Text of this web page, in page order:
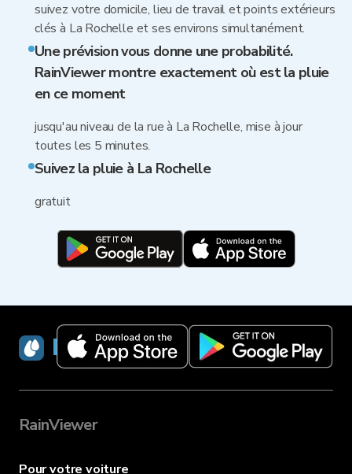
suivez votre domicile, lieu de travail et points extérieurs
clés à La Rochelle et ses environs simultanément.
Une prévision vous donne une probabilité.
RainViewer montre exactement où est la pluie
en ce moment
jusqu'au niveau de la rue à La Rochelle, mise à jour
toutes les 5 minutes.
Suivez la pluie à La Rochelle
gratuit
RainViewer
RainViewer
Pour votre voiture